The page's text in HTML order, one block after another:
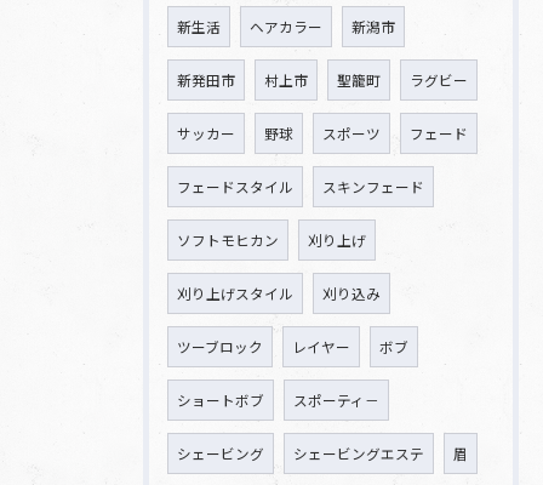
新生活 ヘアカラー 新潟市
新発田市 村上市 聖籠町 ラグビー
サッカー 野球 スポーツ フェード
フェードスタイル スキンフェード
ソフトモヒカン 刈り上げ
刈り上げスタイル 刈り込み
ツーブロック レイヤー ボブ
ショートボブ スポーティ－
シェービング シェービングエステ 眉